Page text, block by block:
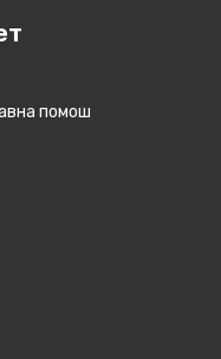
помош